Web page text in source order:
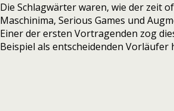
Die Schlagwärter waren, wie der zeit
Maschinima, Serious Games und
Einer der ersten Vortragenden zog
Beispiel als entscheidenden Vorläufer